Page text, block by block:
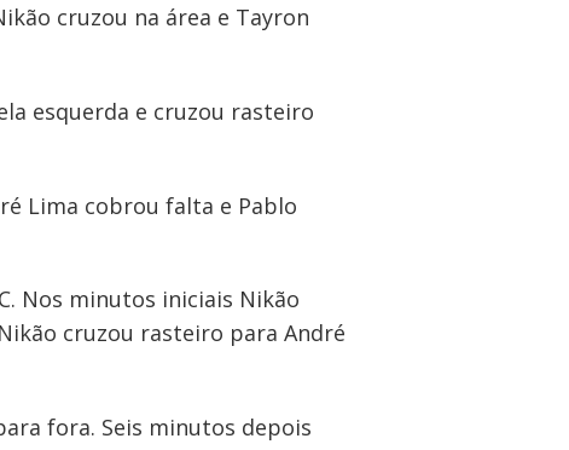
cruzou na área e Tayron
esquerda e cruzou rasteiro
Lima cobrou falta e Pablo
Nos minutos iniciais Nikão
cruzou rasteiro para André
fora. Seis minutos depois